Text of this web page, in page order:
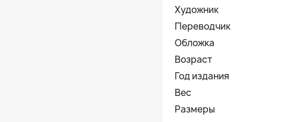
Художник
Переводчик
Обложка
Возраст
Год издания
Вес
Размеры